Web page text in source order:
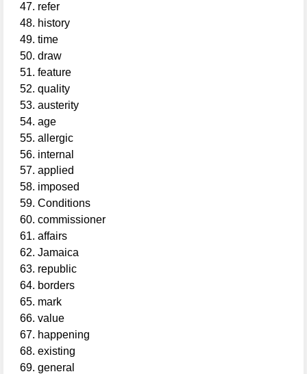
refer
history
time
draw
feature
quality
austerity
age
allergic
internal
applied
imposed
Conditions
commissioner
affairs
Jamaica
republic
borders
mark
value
happening
existing
general